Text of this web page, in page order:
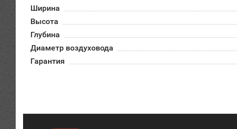
Ширина
Высота
Глубина
Диаметр воздуховода
Гарантия